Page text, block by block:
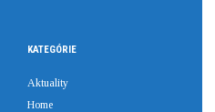
KATEGÓRIE
Aktuality
Home